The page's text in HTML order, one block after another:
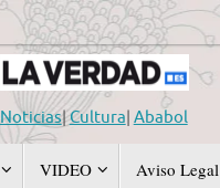
Noticias|Cultura| Ababol
VIDEO Aviso Legal